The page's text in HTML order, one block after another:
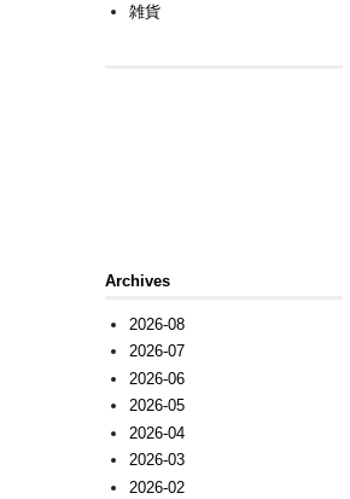
雑貨
Archives
2026-08
2026-07
2026-06
2026-05
2026-04
2026-03
2026-02